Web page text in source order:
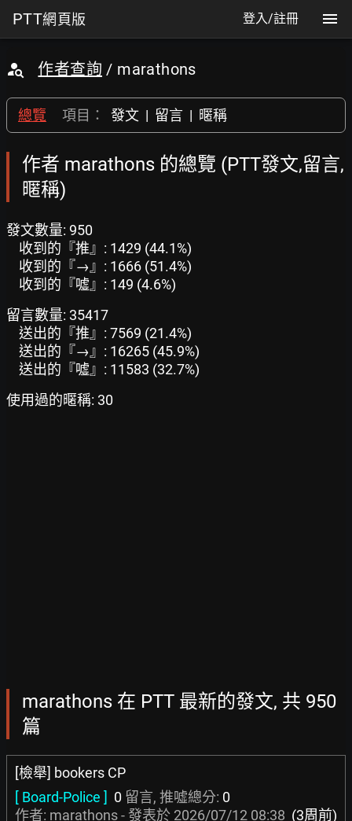
PTT網頁版 登入/註冊
作者查詢 / marathons
總覽 項目： 發文 | 留言 | 暱稱
作者 marathons 的總覽 (PTT發文,留言,
暱稱)
發文數量: 950
收到的『推』: 1429 (44.1%)
收到的『→』: 1666 (51.4%)
收到的『噓』: 149 (4.6%)
留言數量: 35417
送出的『推』: 7569 (21.4%)
送出的『→』: 16265 (45.9%)
送出的『噓』: 11583 (32.7%)
使用過的暱稱: 30
marathons 在 PTT 最新的發文, 共 950
篇
[檢舉] bookers CP
[ Board-Police ] 0 留言, 推噓總分: 0
作者: marathons - 發表於 2026/07/12 08:38 (3周前)